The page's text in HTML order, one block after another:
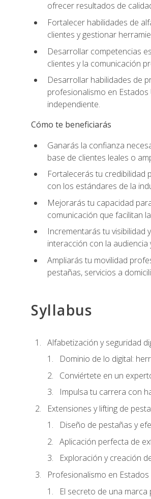
ofrecer resultados de
Fortalecer habilidades de
clientes y gestionar
Desarrollar competencias
clientes y la comunicación
Desarrollar habilidades de
profesionalismo en
independiente.
Cómo te beneficiarás
Ganarás la confianza
base de clientes leales o
Fortalecerás tu credibilidad
con los estándares de la
Mejorarás tu capacidad
comunicación que facilitan
Incrementarás tu visibilidad
interacción con la
Ampliarás tu movilidad
pestañas, servicios a
Syllabus
Alfabetización y seguridad
Dominio de lo digital:
Conviértete en un
Impulsa tu carrera con
Extensiones y lifting de
Diseño de pestañas y
Aplicación perfecta de
Exploración y creación
Profesionalismo en Estados
El secreto de una